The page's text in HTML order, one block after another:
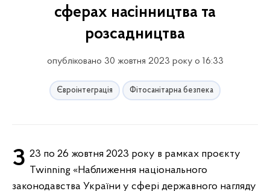
сферах насінництва та
розсадництва
опубліковано 30 жовтня 2023 року о 16:33
Євроінтеграція Фітосанітарна безпека
З 23 по 26 жовтня 2023 року в рамках проєкту Twinning «Наближення національного
законодавства України у сфері державного нагляду